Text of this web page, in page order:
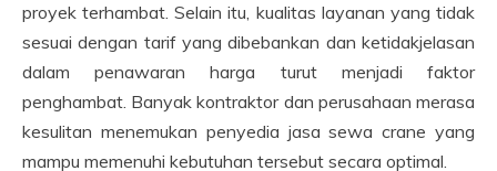
proyek terhambat. Selain itu, kualitas layanan yang tidak
sesuai dengan tarif yang dibebankan dan ketidakjelasan
dalam penawaran harga turut menjadi faktor
penghambat. Banyak kontraktor dan perusahaan merasa
kesulitan menemukan penyedia jasa sewa crane yang
mampu memenuhi kebutuhan tersebut secara optimal.